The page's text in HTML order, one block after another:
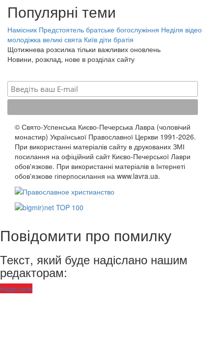
Популярні теми
Намісник Предстоятель братське богослужіння Неділя відео
молодіжка великі свята Київ діти братія
Щотижнева розсилка тільки важливих оновлень
Новини, розклад, нове в розділах сайту
© Свято-Успенська Києво-Печерська Лавра (чоловічий
монастир) Української Православної Церкви 1991-2026.
При використанні матеріалів сайту в друкованих ЗМІ
посилання на офіційний сайт Києво-Печерської Лаври
обов'язкове. При використанні матеріалів в Інтернеті
обов'язкове гіперпосилання на www.lavra.ua.
Повідомити про помилку
Текст, який буде надіслано нашим
редакторам:
Надіслати